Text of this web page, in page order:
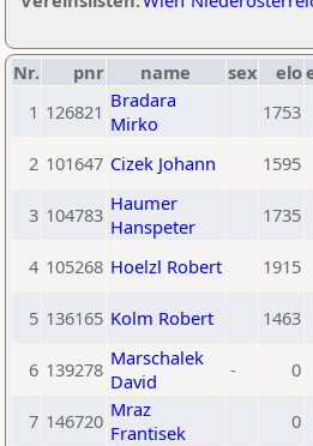
Nr. pnr name sex elo
1 126821 Bradara
Mirko
1753
2 101647 Cizek Johann 1595
3 104783 Haumer
Hanspeter
1735
4 105268 Hoelzl Robert 1915
5 136165 Kolm Robert 1463
6 139278 Marschalek
David
- 0
7 146720 Mraz
Frantisek
0